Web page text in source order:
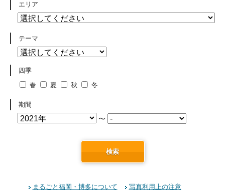
エリア
テーマ
四季
春
夏 秋 冬
期間
〜
検索
まるごと福岡・博多について 写真利用上の注意